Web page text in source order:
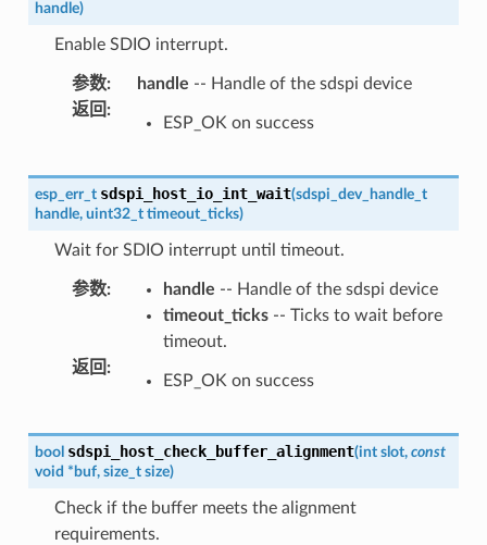
handle)
Enable SDIO interrupt.
参数: handle -- Handle of the sdspi device
返回 :
ESP_OK on success
esp_err_t sdspi_host_io_int_wait(sdspi_dev_handle_t
handle, uint32_t timeout_ticks)
Wait for SDIO interrupt until timeout.
参数: handle -- Handle of the sdspi device
timeout_ticks-- Ticks to wait before
timeout.
返回 :
ESP_OK on success
bool sdspi_host_check_buffer_alignment(int slot, const
void * buf, size_t size)
Check if the buffer meets the alignment
requirements.